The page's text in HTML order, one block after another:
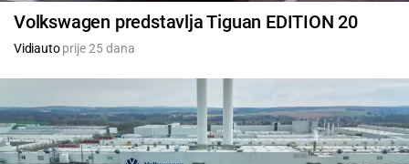
Volkswagen predstavlja Tiguan EDITION 20
Vidiautoprije 25 dana